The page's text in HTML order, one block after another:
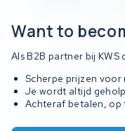
Want to
Als B2B partner bij
Scherpe prijzen voor
Je wordt altijd
Achteraf betalen, op